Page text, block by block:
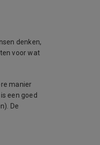
denken,
voor wat
manier
een goed
De